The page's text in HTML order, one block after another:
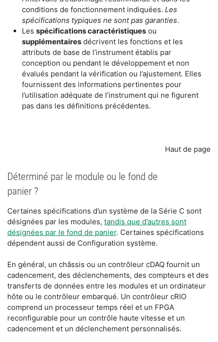
conditions de fonctionnement indiquées. Les
spécifications typiques ne sont pas garanties.
Les spécifications caractéristiques ou
supplémentaires décrivent les fonctions et les
attributs de base de l’instrument établis par
conception ou pendant le développement et non
évalués pendant la vérification ou l’ajustement. Elles
fournissent des informations pertinentes pour
l’utilisation adéquate de l’instrument qui ne figurent
pas dans les définitions précédentes.
Haut de page
Déterminé par le module ou le fond de
panier ?
Certaines spécifications d’un système de la Série C sont
désignées par les modules, tandis que d’autres sont
désignées par le fond de panier. Certaines spécifications
dépendent aussi de Configuration système.
En général, un châssis ou un contrôleur cDAQ fournit un
cadencement, des déclenchements, des compteurs et des
transferts de données entre les modules et un ordinateur
hôte ou le contrôleur embarqué. Un contrôleur cRIO
comprend un processeur temps réel et un FPGA
reconfigurable pour un contrôle haute vitesse et un
cadencement et un déclenchement personnalisés.